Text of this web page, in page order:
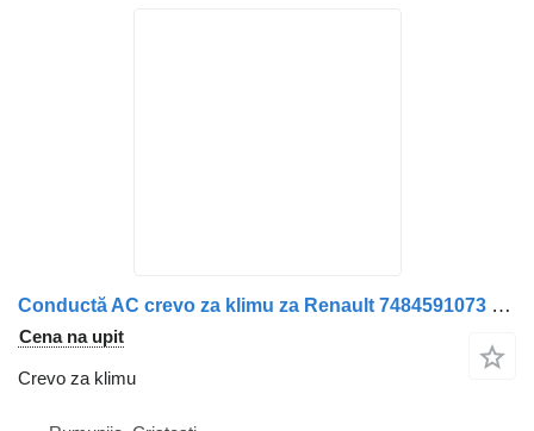
Conductă AC crevo za klimu za Renault 7484591073 – Țeavă Sistem Aer Condiționat kamiona
Cena na upit
Crevo za klimu